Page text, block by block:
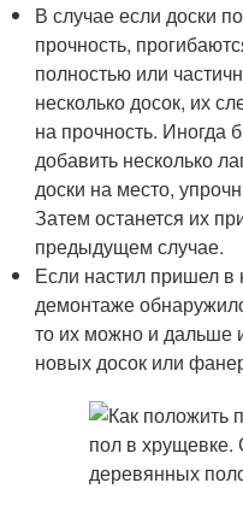
В случае если доски
прочность,
полностью или
несколько досок, их
на прочность. Иногда
добавить несколько
доски на место,
Затем останется их
предыдущем случае.
Если настил пришел в
демонтаже
то их можно и дальше
новых досок или